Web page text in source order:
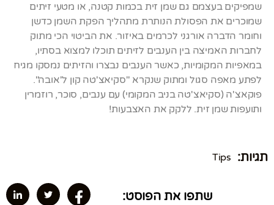
שמפיקים בעצמם גם שמן זית בכמות קטנה, או מטעי זיתים
שמוכרים את הפסולת הנותרת מתהליך הפקת השמן כדשן
וחומר הדברה אורגני לכרמים באיזור. את הביטוי הכי מתוק
לחברות האמיצה בין הענבים לזיתים תוכלו למצוא בסתיו,
במאפיות המקומיות, כאשר הענבים נבצרו והזיתים נמסקו מגיח
לפתע מאפה סגול ומתוק שנקרא "סקיאצ'טה קון ל'אובה".
פוקאצ'ה (סקיאצ'טה בניב המקומי) עם ענבים, סוכר, רוזמרין
ותועפות שמן זית. ללקק את האצבעות!
תגיות: Tips
שתפו את הפוסט: